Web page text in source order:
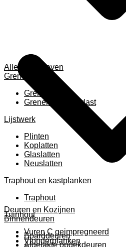
Alles weergeven
Grenen
Grenen B ruw
Grenen gevingerlast
Lijstwerk
Plinten
Koplatten
Glaslatten
Neuslatten
Traphout en kastplanken
Traphout
Tuinhout
Vuren C geimpregneerd
Vlonderplanken
Deuren en Kozijnen
Binnendeuren
Boarddeuren
Afgelakte opdekdeuren